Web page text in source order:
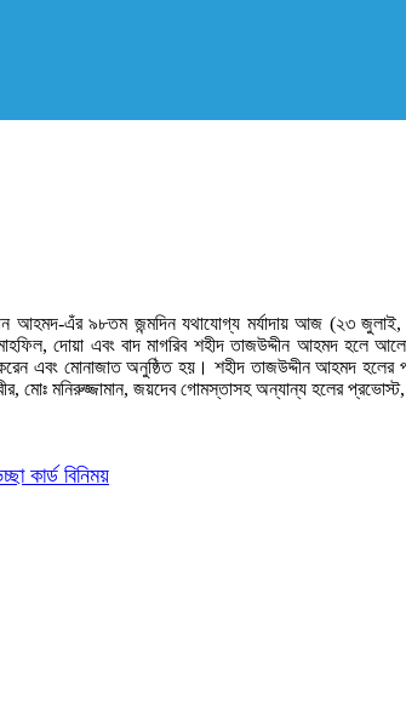
আহমদ-এঁর ৯৮তম জন্মদিন যথাযোগ্য মর্যাদায় আজ (২৩
দোয়া এবং বাদ মাগরিব শহীদ তাজউদ্দীন আহমদ
মোনাজাত অনুষ্ঠিত হয়। শহীদ তাজউদ্দীন আহমদ হলের
মনিরুজ্জামান, জয়দেব গোমস্তাসহ অন্যান্য হলের প্রভোস্ট,
কার্ড বিনিময়